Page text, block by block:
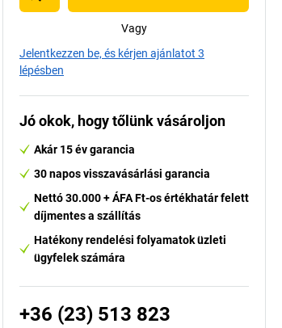
Vagy
Jelentkezzen be, és kérjen ajánlatot 3
lépésben
Jó okok, hogy tőlünk vásároljon
Akár 15 év garancia
30 napos visszavásárlási garancia
Nettó 30.000 + ÁFA Ft-os értékhatár felett
díjmentes a szállítás
Hatékony rendelési folyamatok üzleti
ügyfelek számára
+36 (23) 513 823